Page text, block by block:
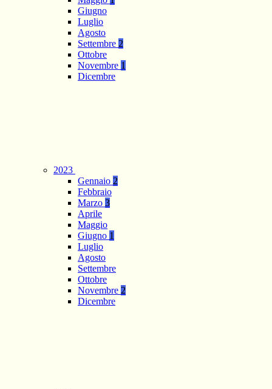
Giugno
Luglio
Agosto
Settembre 2
Ottobre
Novembre 1
Dicembre
2023
Gennaio 2
Febbraio
Marzo 3
Aprile
Maggio
Giugno 1
Luglio
Agosto
Settembre
Ottobre
Novembre 2
Dicembre